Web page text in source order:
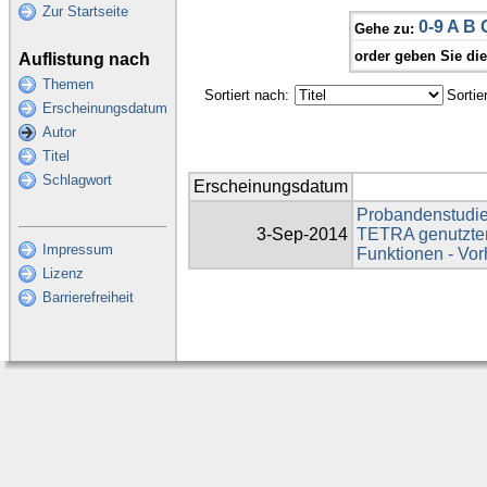
Zur Startseite
Auflistung nach
Themen
Erscheinungsdatum
Autor
Titel
Schlagwort
Impressum
Lizenz
Barrierefreiheit
Gehe zu: 0-9 A B
order geben Sie
Sortiert nach:
Erscheinungsdatum
3-Sep-2014 TETRA
Funktionen -